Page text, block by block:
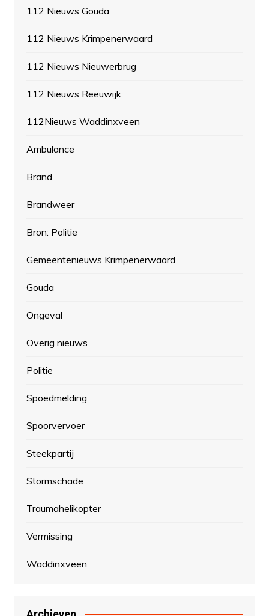
112 Nieuws Gouda
112 Nieuws Krimpenerwaard
112 Nieuws Nieuwerbrug
112 Nieuws Reeuwijk
112Nieuws Waddinxveen
Ambulance
Brand
Brandweer
Bron: Politie
Gemeentenieuws Krimpenerwaard
Gouda
Ongeval
Overig nieuws
Politie
Spoedmelding
Spoorvervoer
Steekpartij
Stormschade
Traumahelikopter
Vermissing
Waddinxveen